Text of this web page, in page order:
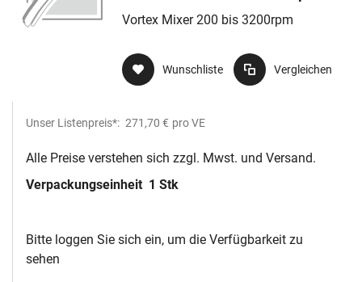
Vortex Mixer 200 bis 3200rpm
Wunschliste Vergleichen
Unser Listenpreis*: 271,70 € pro VE
Alle Preise verstehen sich zzgl. Mwst. und Versand.
Verpackungseinheit 1 Stk
Bitte loggen Sie sich ein, um die Verfügbarkeit zu
sehen